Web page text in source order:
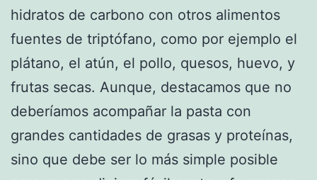
hidratos de carbono con otros alimentos
fuentes de triptófano, como por ejemplo el
plátano, el atún, el pollo, quesos, huevo, y
frutas secas. Aunque, destacamos que no
deberíamos acompañar la pasta con
grandes cantidades de grasas y proteínas,
sino que debe ser lo más simple posible